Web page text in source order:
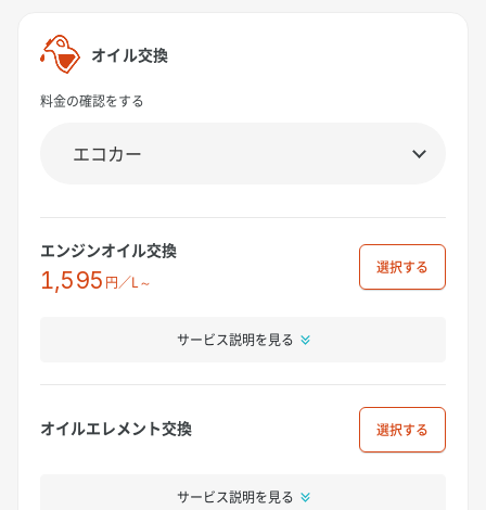
オイル交換
料金の確認をする
エンジンオイル交換
1,595 円／L～
選択
サービス説明を見る
オイルエレメント交換 選択
サービス説明を見る